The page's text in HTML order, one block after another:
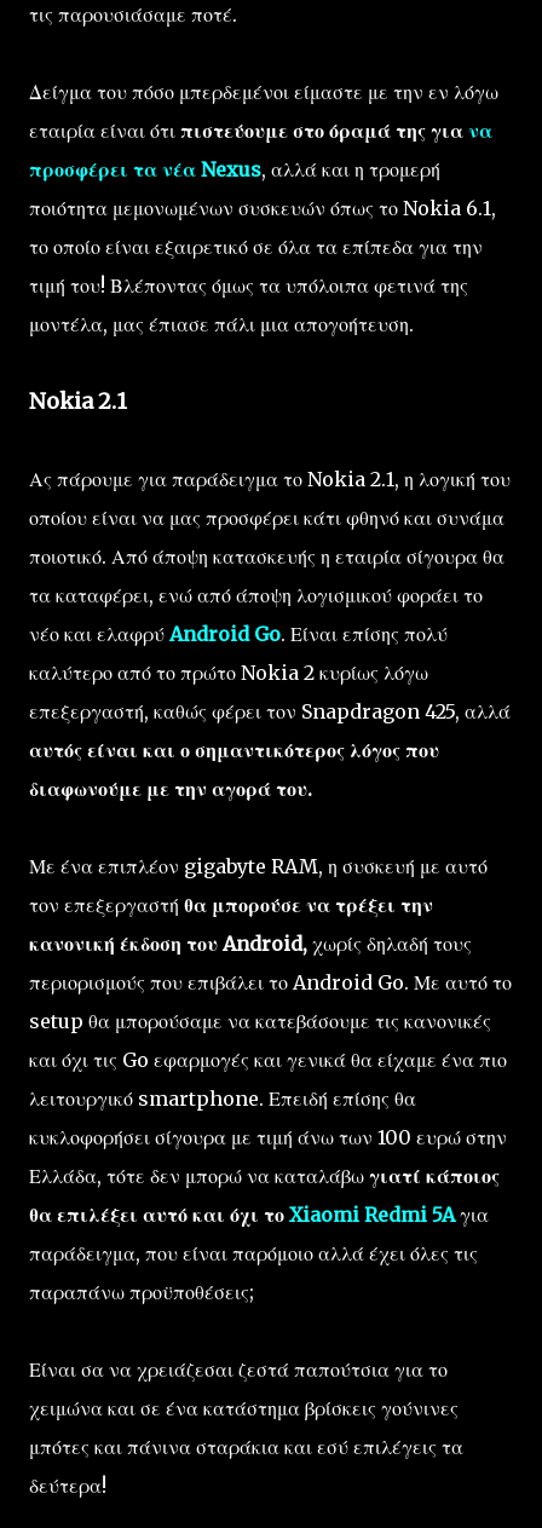
τις παρουσιάσαμε ποτέ.
Δείγμα του πόσο μπερδεμένοι είμαστε με την εν λόγω
εταιρία είναι ότι πιστεύουμε στο όραμά της για να
προσφέρει τα νέα Nexus, αλλά και η τρομερή
ποιότητα μεμονωμένων συσκευών όπως το Nokia 6.1,
το οποίο είναι εξαιρετικό σε όλα τα επίπεδα για την
τιμή του! Βλέποντας όμως τα υπόλοιπα φετινά της
μοντέλα, μας έπιασε πάλι μια απογοήτευση.
Nokia 2.1
Ας πάρουμε για παράδειγμα το Nokia 2.1, η λογική του
οποίου είναι να μας προσφέρει κάτι φθηνό και συνάμα
ποιοτικό. Από άποψη κατασκευής η εταιρία σίγουρα θα
τα καταφέρει, ενώ από άποψη λογισμικού φοράει το
νέο και ελαφρύ Android Go. Είναι επίσης πολύ
καλύτερο από το πρώτο Nokia 2 κυρίως λόγω
επεξεργαστή, καθώς φέρει τον Snapdragon 425, αλλά
αυτός είναι και ο σημαντικότερος λόγος που
διαφωνούμε με την αγορά του.
Με ένα επιπλέον gigabyte RAM, η συσκευή με αυτό
τον επεξεργαστή θα μπορούσε να τρέξει την
κανονική έκδοση του Android, χωρίς δηλαδή τους
περιορισμούς που επιβάλει το Android Go. Με αυτό το
setup θα μπορούσαμε να κατεβάσουμε τις κανονικές
και όχι τις Go εφαρμογές και γενικά θα είχαμε ένα πιο
λειτουργικό smartphone. Επειδή επίσης θα
κυκλοφορήσει σίγουρα με τιμή άνω των 100 ευρώ στην
Ελλάδα, τότε δεν μπορώ να καταλάβω γιατί κάποιος
θα επιλέξει αυτό και όχι το Xiaomi Redmi 5Aγια
παράδειγμα, που είναι παρόμοιο αλλά έχει όλες τις
παραπάνω προϋποθέσεις;
Είναι σα να χρειάζεσαι ζεστά παπούτσια για το
χειμώνα και σε ένα κατάστημα βρίσκεις γούνινες
μπότες και πάνινα σταράκια και εσύ επιλέγεις τα
δεύτερα!